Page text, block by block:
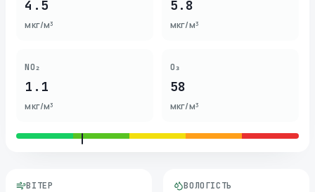
4.5
мкг/м³
5.8
мкг/м³
NO₂
1.1
мкг/м³
O₃
58
мкг/м³
ВІТЕР ВОЛОГІСТЬ